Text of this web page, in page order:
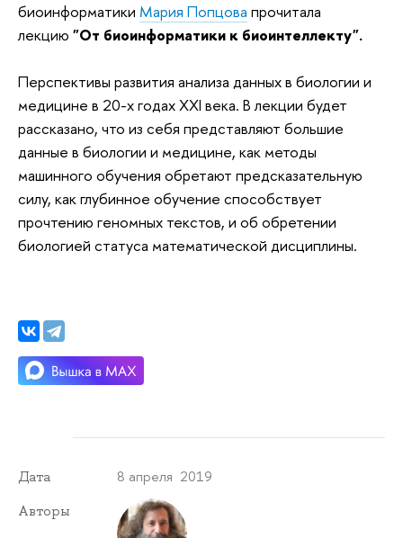
биоинформатики Мария Попцова прочитала
лекцию "От биоинформатики к биоинтеллекту".
Перспективы развития анализа данных в биологии и
медицине в 20-х годах XXI века. В лекции будет
рассказано, что из себя представляют большие
данные в биологии и медицине, как методы
машинного обучения обретают предсказательную
силу, как глубинное обучение способствует
прочтению геномных текстов, и об обретении
биологией статуса математической дисциплины.
Дата 8 апреля 2019
Авторы